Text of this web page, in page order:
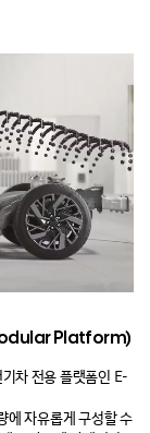
Platform)
차 전용 플랫폼인 E-
에 자유롭게 구성할 수